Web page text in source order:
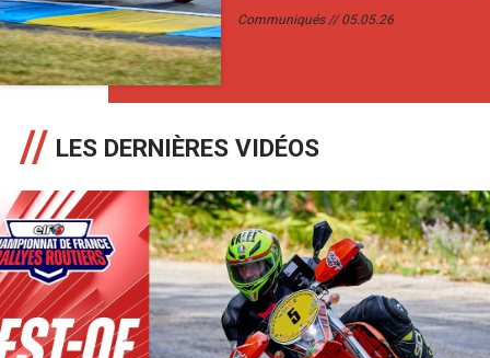
Communiqués 05.05.26
LES DERNIÈRES VIDÉOS